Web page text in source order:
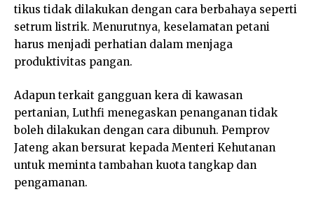
tikus tidak dilakukan dengan cara berbahaya seperti
setrum listrik. Menurutnya, keselamatan petani
harus menjadi perhatian dalam menjaga
produktivitas pangan.
Adapun terkait gangguan kera di kawasan
pertanian, Luthfi menegaskan penanganan tidak
boleh dilakukan dengan cara dibunuh. Pemprov
Jateng akan bersurat kepada Menteri Kehutanan
untuk meminta tambahan kuota tangkap dan
pengamanan.